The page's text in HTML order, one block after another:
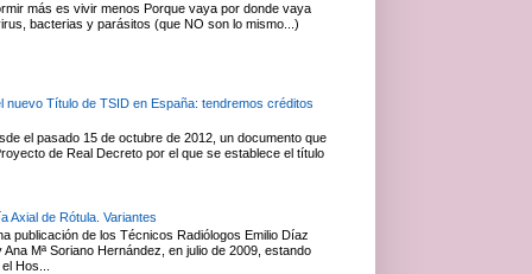
más es vivir menos Porque vaya por donde vaya
bacterias y parásitos (que NO son lo mismo...)
nuevo Título de TSID en España: tendremos créditos
el pasado 15 de octubre de 2012, un documento que
de Real Decreto por el que se establece el título
Axial de Rótula. Variantes
publicación de los Técnicos Radiólogos Emilio Díaz
Ana Mª Soriano Hernández, en julio de 2009, estando
Hos...